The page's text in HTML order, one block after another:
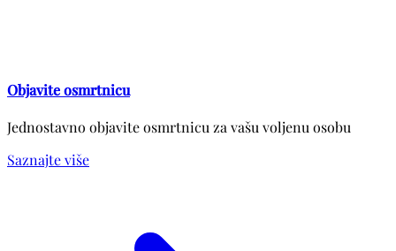
Objavite osmrtnicu
Jednostavno objavite osmrtnicu za vašu voljenu osobu
Saznajte više